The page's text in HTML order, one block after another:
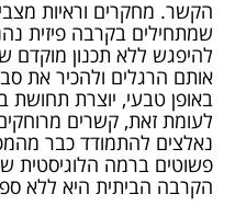
הקשר. מחקרים וראיות
שמתחילים בקרבה פיזית
להיפגש ללא תכנון מוקדם
אותם הרגלים ולהכיר את
באופן טבעי, יוצרת תחושת
לעומת זאת, קשרים
נאלצים להתמודד כבר
פשוטים ברמה הלוגיסטית
הקרבה הביתית היא ללא